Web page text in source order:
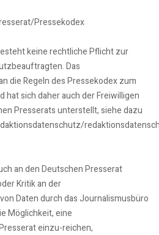
Pressekodex
keine rechtliche Pflicht zur
Das
die Regeln des Pressekodex zum
hat sich daher auch der Freiwilligen
Presserats unterstellt, siehe dazu
an den Deutschen Presserat
Kritik an der
Daten durch das Journalismusbüro
Möglichkeit, eine
einzu-reichen,